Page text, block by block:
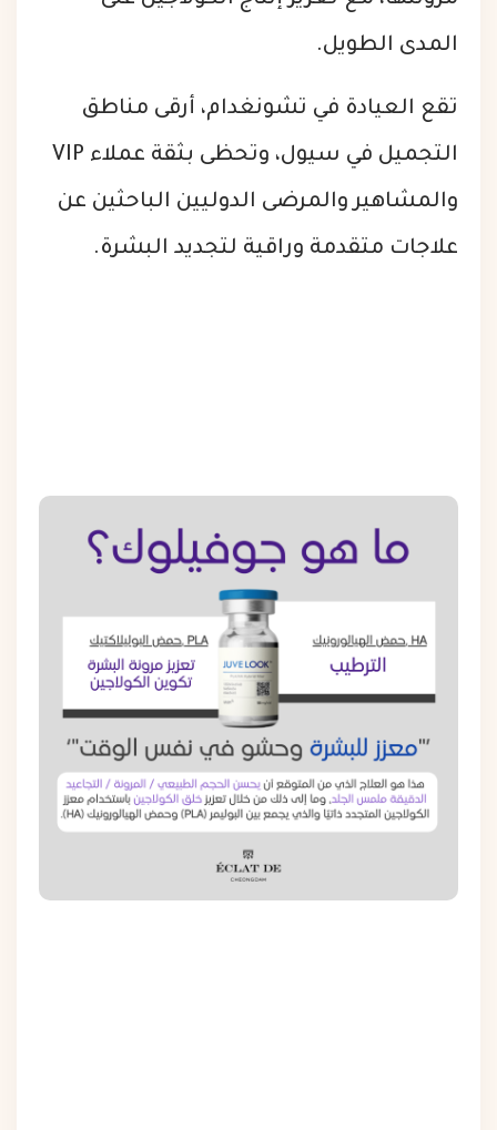
المدى الطويل.
تقع العيادة في تشونغدام، أرقى مناطق
التجميل في سيول، وتحظى بثقة عملاء VIP
والمشاهير والمرضى الدوليين الباحثين عن
علاجات متقدمة وراقية لتجديد البشرة.